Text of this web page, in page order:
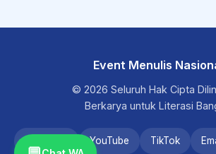
Event Menulis
© 2026 Seluruh Hak Cipta
Berkarya untuk Literasi
YouTube TikTok